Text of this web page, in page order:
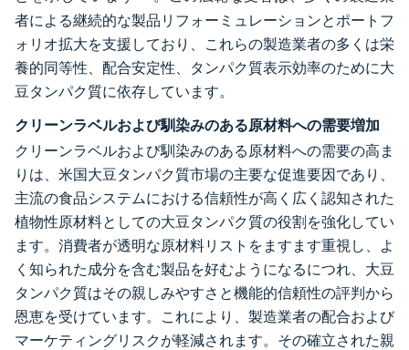
者による継続的な製品リフォーミュレーションとポートフ
ォリオ拡大を支援しており、これらの製造業者の多くは栄
養的同等性、配合安定性、タンパク質表示効率のために大
豆タンパク質に依存しています。
クリーンラベルおよび馴染みのある原材料への需要増加
クリーンラベルおよび馴染みのある原材料への需要の高ま
りは、米国大豆タンパク質市場の主要な促進要因であり、
主流の食品システムにおける信頼性が高く広く認知された
植物性原材料としての大豆タンパク質の役割を強化してい
ます。消費者が透明な原材料リストをますます重視し、よ
く知られた成分を含む製品を好むようになるにつれ、大豆
タンパク質はその親しみやすさと機能的信頼性の評判から
恩恵を受けています。これにより、製造業者の配合および
マーケティングリスクが軽減されます。その確立された親